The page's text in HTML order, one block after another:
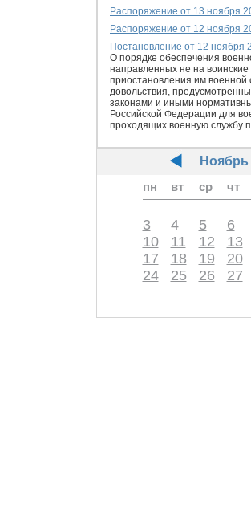
Распоряжение от 13 ноября
Распоряжение от 12 ноября
Постановление от 12 ноября
О порядке обеспечения
направленных не на
приостановления им
довольствия,
законами и иными
Российской Федерации для
проходящих военную службу
Ноябрь
пн
вт ср чт
3
4 5 6
10
11 12 13
17
18 19 20
24
25 26 27